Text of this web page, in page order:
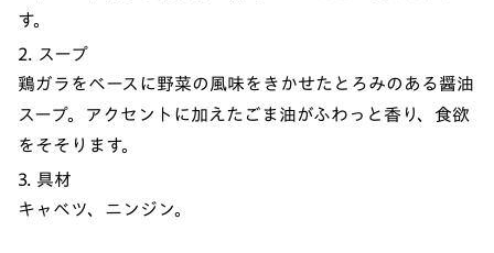
す。
2. スープ
鶏ガラをベースに野菜の風味をきかせたとろみのある醤油
スープ。アクセントに加えたごま油がふわっと香り、食欲
をそそります。
3. 具材
キャベツ、ニンジン。